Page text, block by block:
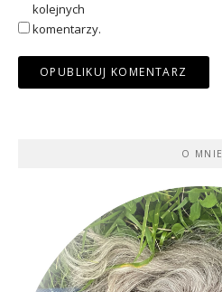
kolejnych
komentarzy.
O MNIE